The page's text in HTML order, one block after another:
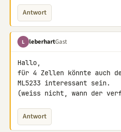
Antwort
L leberhartGast
Hallo,
für 4 Zellen könnte auch
ML5233 interessant sein.
(weiss nicht, wann der
Antwort